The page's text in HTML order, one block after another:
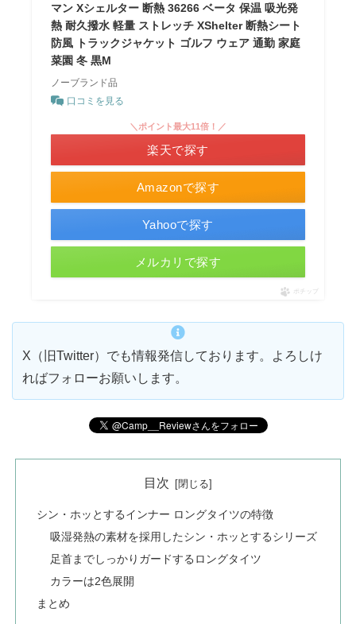
マン Xシェルター 断熱 36266 ベータ 保温 吸光発
熱 耐久撥水 軽量 ストレッチ XShelter 断熱シート
防風 トラックジャケット ゴルフ ウェア 通勤 家庭
菜園 冬 黒M
ノーブランド品
口コミを見る
Amazonで探す
＼ポイント最大11倍！／
楽天で探す
Yahooで探す
メルカリで探す
ポチップ
X（旧Twitter）でも情報発信しております。よろしけ
ればフォローお願いします。
目次
シン・ホッとするインナー ロングタイツの特徴
吸湿発熱の素材を採用したシン・ホッとするシリーズ
足首までしっかりガードするロングタイツ
カラーは2色展開
まとめ